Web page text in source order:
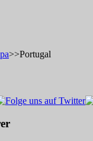
>>Portugal